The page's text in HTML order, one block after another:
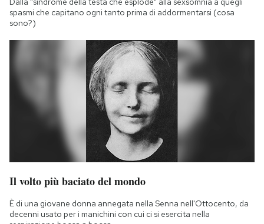
spasmi che capitano ogni tanto prima di addormentarsi (cosa
sono?)
Il volto più baciato del mondo
È di una giovane donna annegata nella Senna nell'Ottocento, da
decenni usato per i manichini con cui ci si esercita nella